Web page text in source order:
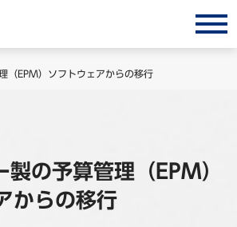
/ソリューション
インサイト
コラム
（EPM）ソフトウェアからの移行
製の予算管理（EPM）
からの移行